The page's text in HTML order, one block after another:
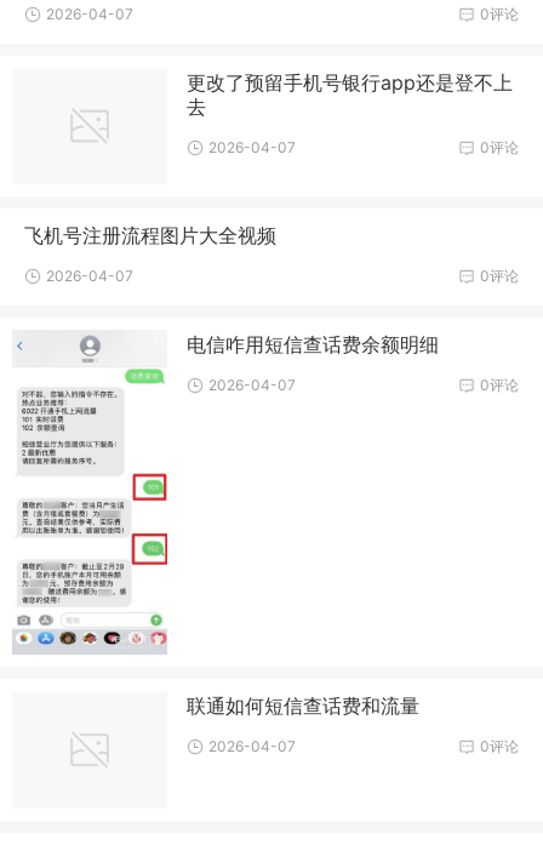
0评论
2026-04-07
更改了预留手机号银行app还是登不上
去
0评论
2026-04-07
飞机号注册流程图片大全视频
0评论
2026-04-07
电信咋用短信查话费余额明细
0评论
2026-04-07
联通如何短信查话费和流量
0评论
2026-04-07